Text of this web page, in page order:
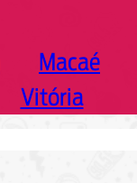
Macaé
Vitória